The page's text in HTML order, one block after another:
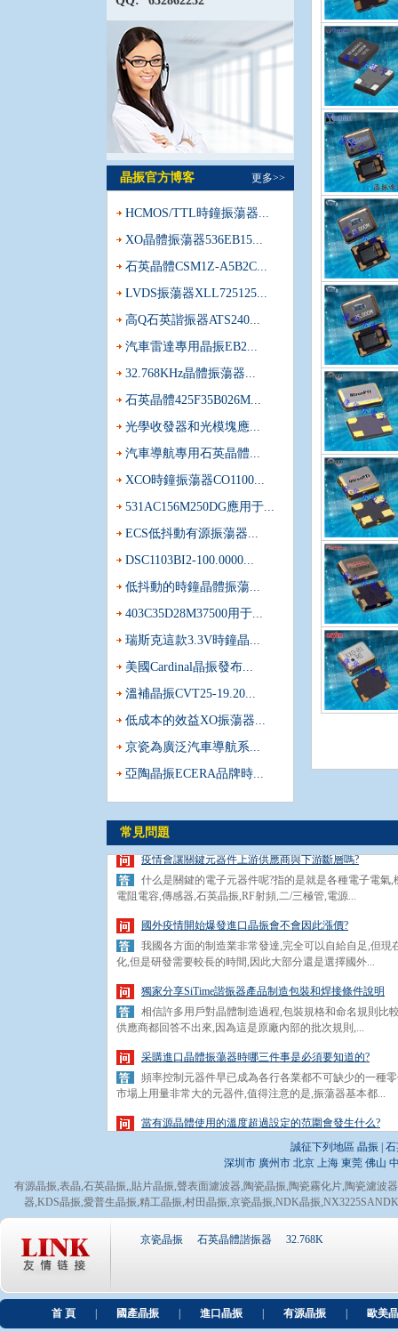
晶振官方博客 更多>>
HCMOS/TTL時鐘振蕩器...
XO晶體振蕩器536EB15...
石英晶體CSM1Z-A5B2C...
LVDS振蕩器XLL725125...
高Q石英諧振器ATS240...
汽車雷達專用晶振EB2...
32.768KHz晶體振蕩器...
石英晶體425F35B026M...
光學收發器和光模塊應...
汽車導航專用石英晶體...
XCO時鐘振蕩器CO1100...
531AC156M250DG應用于...
ECS低抖動有源振蕩器...
DSC1103BI2-100.0000...
低抖動的時鐘晶體振蕩...
403C35D28M37500用于...
瑞斯克這款3.3V時鐘晶...
美國Cardinal晶振發布...
溫補晶振CVT25-19.20...
低成本的效益XO振蕩器...
京瓷為廣泛汽車導航系...
亞陶晶振ECERA品牌時...
常見問題
采購進口晶體振蕩器時哪三件事是必須要知道的?
市場上用量非常大的元器件,值得注意的是,振蕩器基本都...
當有源晶體使用的溫度超過設定的范圍會發生什么?
疫情會讓關鍵元器件上游供應商與下游斷層嗎?
什么是關鍵的電子元器件呢?指的是就是各種電子電
電阻電容,傳感器,石英晶振,RF射頻,二/三極管,電源...
我國各方面的制造業非常發達,完全可以自給自足,但
化,但是研發需要較長的時間,因此大部分還是選擇國外...
相信許多用戶對晶體制造過程,包裝規格和命名規則比
供應商都回答不出來,因為這是原廠內部的批次規則,...
頻率控制元器件早已成為各行各業都不可缺少的一種
市場上用量非常大的元器件,值得注意的是,振蕩器基本都...
如果你對石英晶振稍微有些了解都會知道,每一顆晶體
比較基本的.石英晶體振蕩器系列的溫度,一般比普通無...
疫情會讓關鍵元器件上游供應商與下游斷層嗎?
什么是關鍵的電子元器件呢?指的是就是各種電子電
電阻電容,傳感器,石英晶振,RF射頻,二/三極管,電源...
國外疫情開始爆發進口晶振會不會因此漲價?
誠征下列地區 晶振 |
深圳市 廣州市 北京 上海 東莞 佛山
有源晶振,表晶,石英晶振,, 貼片晶振,聲表面濾波器, 陶瓷晶振, 陶瓷霧化片, 陶瓷濾波器
器,KDS晶振,愛普生晶振,精工晶振,村田晶振,京瓷晶振,NDK晶振,
京瓷晶振 石英晶體諧振器 32.768K
首 頁 國產晶振 進口晶振 有源晶振 歐美